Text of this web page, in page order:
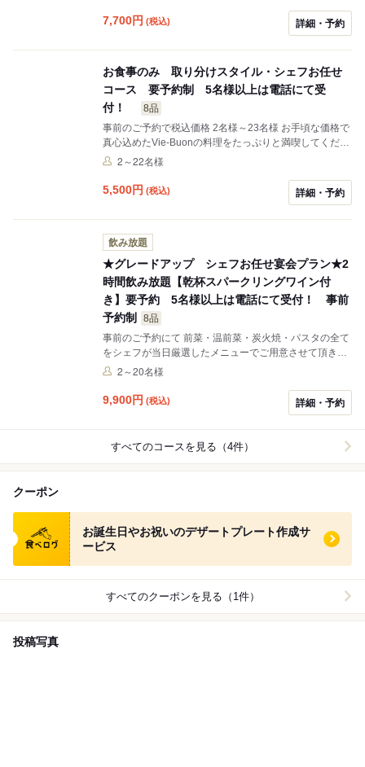
なっております。
7,700円 (税込) 詳細・予約
お食事のみ 取り分けスタイル・シェフお任せ
コース 要予約制 5名様以上は電話にて受
付！
8品
事前のご予約で税込価格 2名様～23名様 お手頃な価格で
真心込めたVie-Buonの料理をたっぷりと満喫してくださ
い。2～22名様
5,500円 (税込) 詳細・予約
飲み放題
★グレードアップ シェフお任せ宴会プラン★2
時間飲み放題【乾杯スパークリングワイン付
き】要予約 5名様以上は電話にて受付！ 事前
予約制
8品
事前のご予約にて 前菜・温前菜・炭火焼・パスタの全て
をシェフが当日厳選したメニューでご用意させて頂きま
す。 もちろんドリンクは飲み放題。どうぞゆっくりとお
なっております。
2～20名様
9,900円 (税込) 詳細・予約
すべてのコースを見る（4件）
クーポン
食べログ クーポン
お誕生日やお祝いのデザートプレート作成サ
ービス
すべてのクーポンを見る（1件）
投稿写真